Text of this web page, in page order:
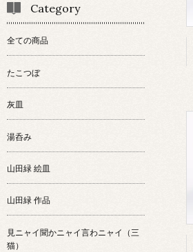
Category
全ての商品
たこつぼ
灰皿
湯呑み
山田緑 絵皿
山田緑 作品
見ニャイ聞かニャイ言わニャイ（三
猫）